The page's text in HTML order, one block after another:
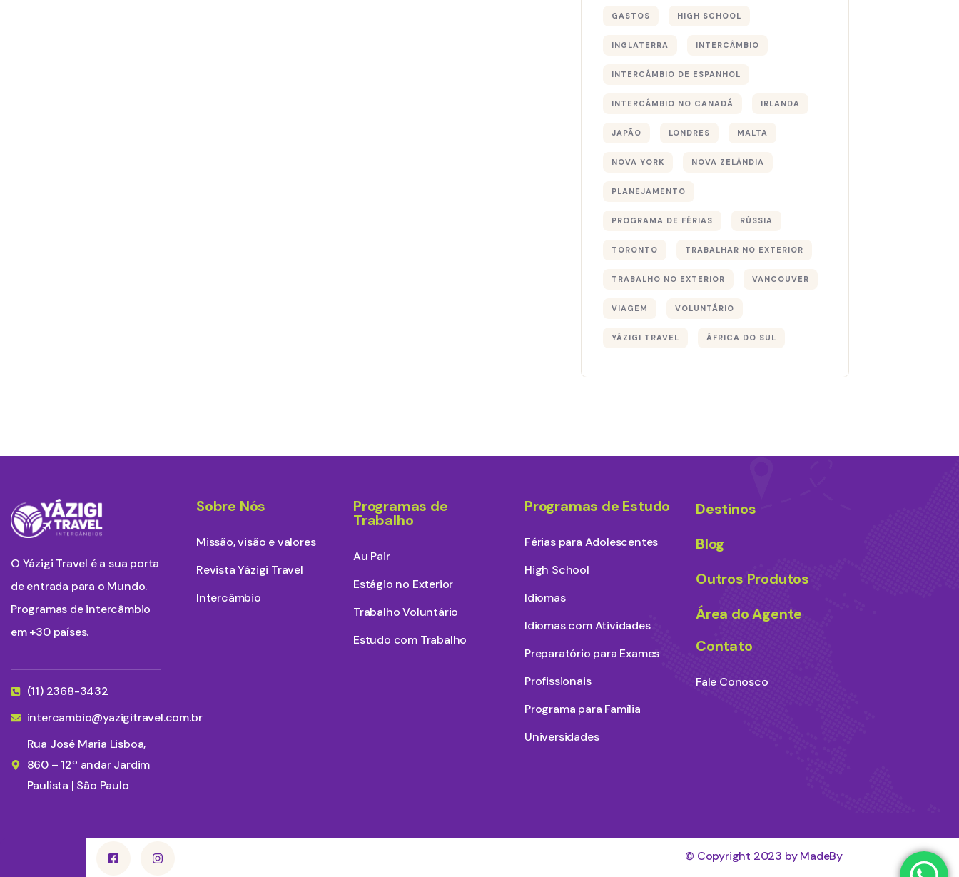
GASTOS HIGH SCHOOL
INGLATERRA INTERCÂMBIO
INTERCÂMBIO DE ESPANHOL
INTERCÂMBIO NO CANADÁ IRLANDA
JAPÃO LONDRES MALTA
NOVA YORK NOVA ZELÂNDIA
PLANEJAMENTO
PROGRAMA DE FÉRIAS RÚSSIA
TORONTO TRABALHAR NO EXTERIOR
TRABALHO NO EXTERIOR VANCOUVER
VIAGEM VOLUNTÁRIO
YÁZIGI TRAVEL ÁFRICA DO SUL
O Yázigi Travel é a sua porta
de entrada para o Mundo.
Programas de intercâmbio
em +30 países.
(11) 2368-3432
intercambio@yazigitravel.com.br
Rua José Maria Lisboa,
860 – 12º andar Jardim
Paulista | São Paulo
Sobre Nós
Missão, visão e valores
Revista Yázigi Travel
Intercâmbio
Programas de
Trabalho
Au Pair
Estágio no Exterior
Trabalho Voluntário
Estudo com Trabalho
Programas de Estudo
Férias para Adolescentes
High School
Idiomas
Idiomas com Atividades
Preparatório para Exames
Profissionais
Programa para Família
Universidades
Destinos
Blog
Outros Produtos
Área do Agente
Contato
Fale Conosco
© Copyright 2023 by MadeBy